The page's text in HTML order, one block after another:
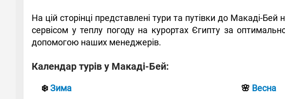
На цій сторінці представлені тури та путівки до Макаді-
сервісом у теплу погоду на курортах Єгипту за
допомогою наших менеджерів.
Календар турів у Макаді-Бей:
❄️Зима
🌸 Весна